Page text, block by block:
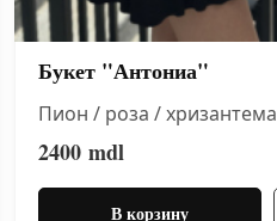
Букет "Антониа"
Пион / роза / хризантема
2400 mdl
В корзину